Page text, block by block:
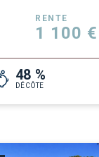
RENTE
1 100 €
48 %
DÉCÔTE